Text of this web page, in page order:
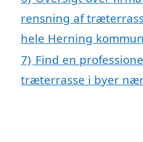
rensning af
hele Herning
7) Find en
træterrasse i byer